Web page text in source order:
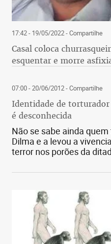
17:42 - 19/05/2022- Compartilhe
Casal coloca
esquentar e morre
07:00 - 20/06/2012- Compartilhe
Identidade de
é desconhecida
Não se sabe ainda
Dilma e a levou a
terror nos porões da